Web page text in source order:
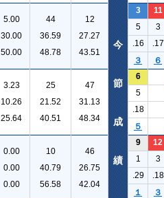
5.00
30.00
50.00
44
36.59
48.78
12
27.27
43.51
3
11
5
3
.16
.17
３
６
3.23
10.26
25.64
25
21.52
40.51
47
31.13
48.34
6
5
.18
５
0.00
0.00
0.00
10
40.79
56.58
46
26.75
42.04
9 12
1 3
.29
.18
１
３
今
節
成
績